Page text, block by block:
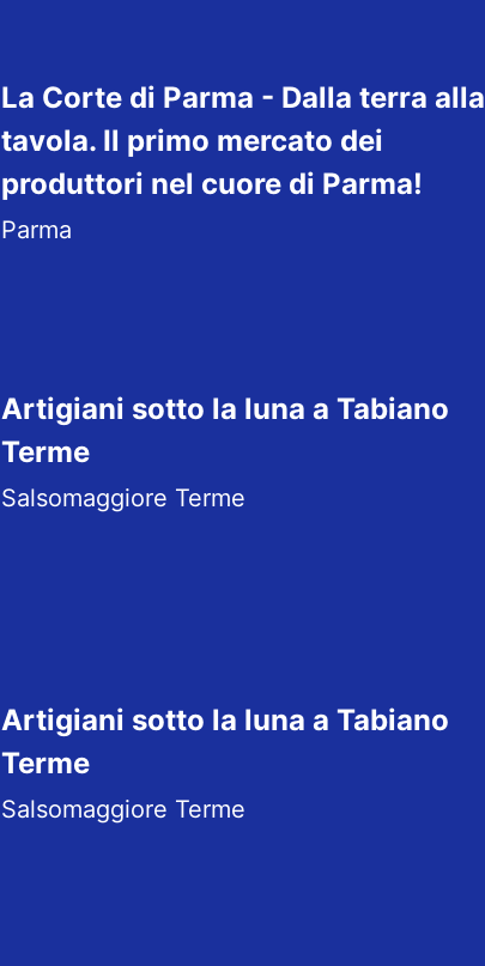
La Corte di Parma - Dalla terra alla
tavola. Il primo mercato dei
produttori nel cuore di Parma!
Parma
Artigiani sotto la luna a Tabiano
Terme
Salsomaggiore Terme
Artigiani sotto la luna a Tabiano
Terme
Salsomaggiore Terme